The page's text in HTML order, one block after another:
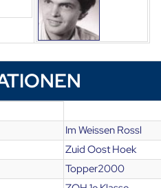
Im Weissen Rossl
Zuid Oost Hoek
Topper2000